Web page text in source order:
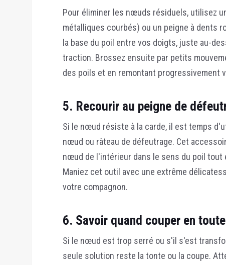
Pour éliminer les nœuds résiduels, utilisez
métalliques courbés) ou un peigne à dents
la base du poil entre vos doigts, juste au-
traction. Brossez ensuite par petits
des poils et en remontant progressivement
5. Recourir au peigne de
Si le nœud résiste à la carde, il est temps
nœud ou râteau de défeutrage. Cet
nœud de l'intérieur dans le sens du poil tout
Maniez cet outil avec une extrême
votre compagnon.
6. Savoir quand couper en
Si le nœud est trop serré ou s'il s'est
seule solution reste la tonte ou la coupe.